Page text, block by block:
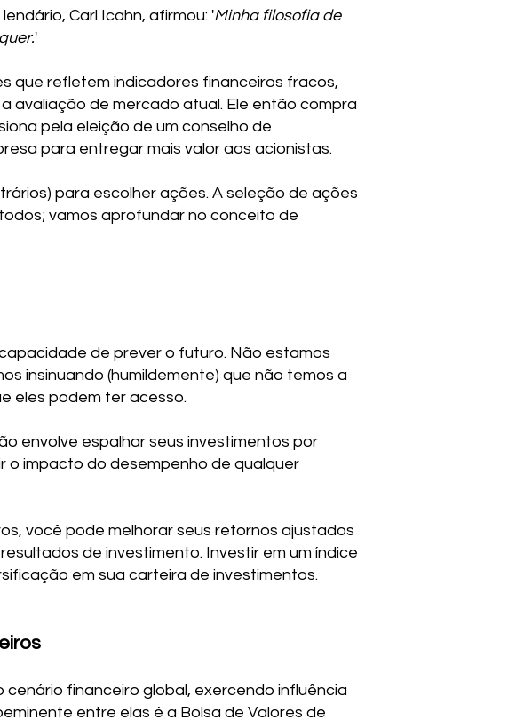
Carl Icahn, afirmou: 'Minha filosofia de
'
que refletem indicadores financeiros fracos,
avaliação de mercado atual. Ele então compra
pela eleição de um conselho de
para entregar mais valor aos acionistas.
para escolher ações. A seleção de ações
vamos aprofundar no conceito de
de prever o futuro. Não estamos
insinuando (humildemente) que não temos a
eles podem ter acesso.
envolve espalhar seus investimentos por
o impacto do desempenho de qualquer
você pode melhorar seus retornos ajustados
de investimento. Investir em um índice
em sua carteira de investimentos.
financeiro global, exercendo influência
entre elas é a Bolsa de Valores de